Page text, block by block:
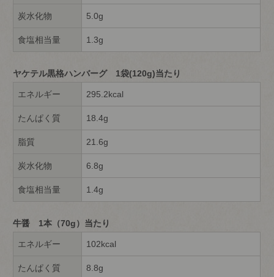
炭水化物 5.0g
食塩相当量 1.3g
ヤケテル黒格ハンバーグ 1袋(120g)当たり
エネルギー 295.2kcal
たんぱく質 18.4g
脂質 21.6g
炭水化物 6.8g
食塩相当量 1.4g
牛醤 1本（70g）当たり
エネルギー 102kcal
たんぱく質 8.8g